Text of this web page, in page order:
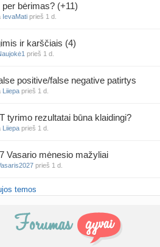
per bėrimas? (+11)
IevaMati prieš 1 d.
ir karščiais (4)
prieš 1 d.
positive/false negative patirtys
Liiepa prieš 1 d.
tyrimo rezultatai būna klaidingi?
Liiepa prieš 1 d.
Vasario mėnesio mažyliai
prieš 1 d.
Šiauliuose (2)
valymas
temos